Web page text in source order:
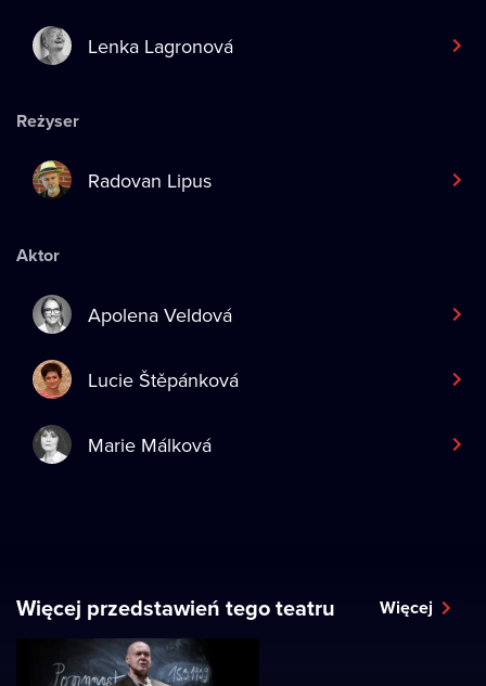
Lenka Lagronová
Reżyser
Radovan Lipus
Aktor
Apolena Veldová
Lucie Štěpánková
Marie Málková
Więcej przedstawień tego teatru Więcej